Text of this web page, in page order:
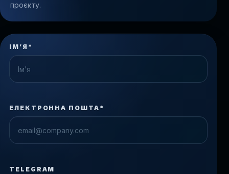
проєкту.
ІМ’Я*
ЕЛЕКТРОННА ПОШТА*
TELEGRAM